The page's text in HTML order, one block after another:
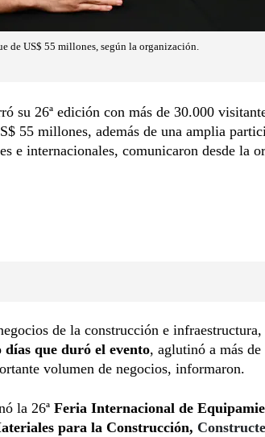
de US$ 55 millones, según la organización.
su 26ª edición con más de 30.000
55 millones, además de una amplia
e internacionales, comunicaron desde la
de la construcción e infraestructura,
días que duró el evento, aglutinó a más de
volumen de negocios, informaron.
la 26ª Feria Internacional de
para la Construcción,